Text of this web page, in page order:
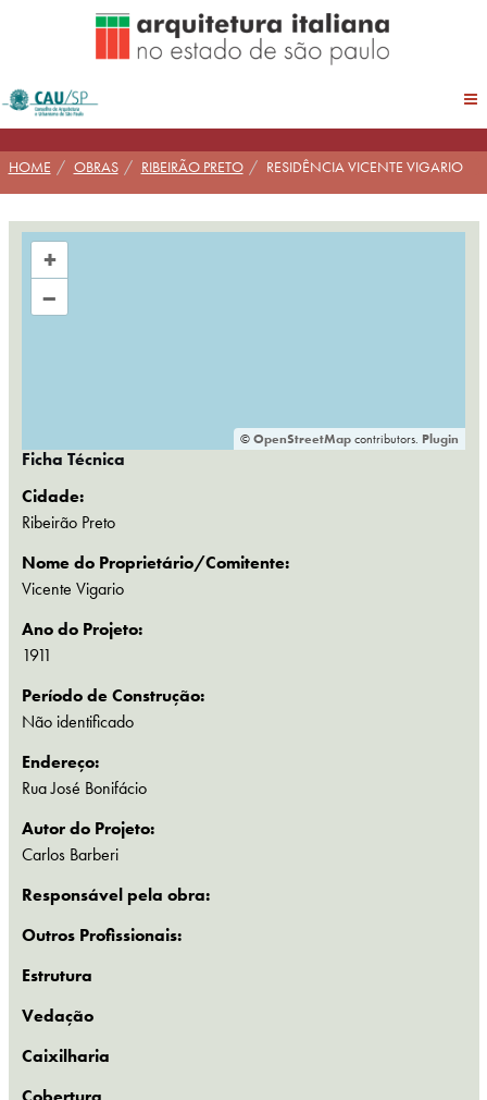
HOME OBRAS RIBEIRÃO PRETO RESIDÊNCIA VICENTE VIGARIO
+
–
©OpenStreetMapcontributors. Plugin
Ficha Técnica
Cidade:
Ribeirão Preto
Nome do Proprietário/Comitente:
Vicente Vigario
Ano do Projeto:
1911
Período de Construção:
Não identificado
Endereço:
Rua José Bonifácio
Autor do Projeto:
Carlos Barberi
Responsável pela obra:
Outros Profissionais:
Estrutura
Vedação
Caixilharia